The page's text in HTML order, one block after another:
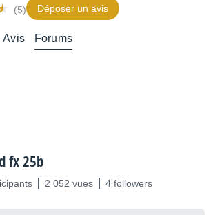
(5) Déposer un avis
Avis Forums
fx 25b
2 052 vues 4 followers